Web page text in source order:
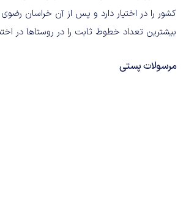
کشور را در اختیار دارد و پس از آن خراسان
بیشترین تعداد خطوط ثابت را در روستاها در
مرسولات پستی